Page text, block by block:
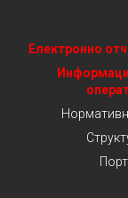
Електронно